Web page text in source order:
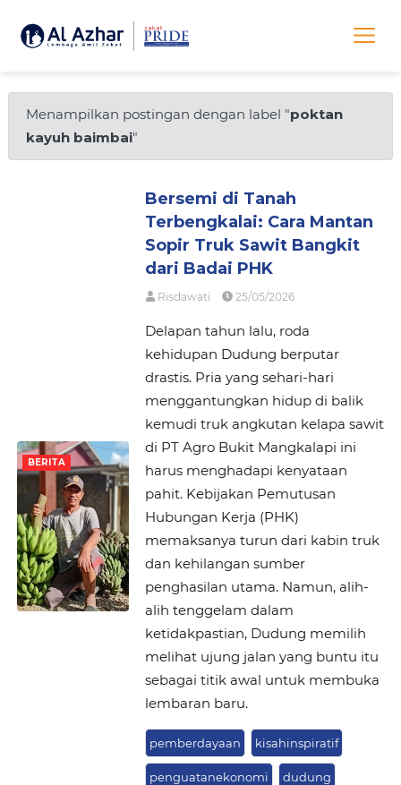
Menampilkan postingan dengan label "poktan
kayuh baimbai"
BERITA
Bersemi di Tanah
Terbengkalai: Cara Mantan
Sopir Truk Sawit Bangkit
dari Badai PHK
Risdawati 25/05/2026
Delapan tahun lalu, roda
kehidupan Dudung berputar
drastis. Pria yang sehari-hari
menggantungkan hidup di balik
kemudi truk angkutan kelapa sawit
di PT Agro Bukit Mangkalapi ini
harus menghadapi kenyataan
pahit. Kebijakan Pemutusan
Hubungan Kerja (PHK)
memaksanya turun dari kabin truk
dan kehilangan sumber
penghasilan utama. Namun, alih-
alih tenggelam dalam
ketidakpastian, Dudung memilih
melihat ujung jalan yang buntu itu
sebagai titik awal untuk membuka
lembaran baru.
pemberdayaan kisahinspiratif
penguatanekonomi dudung